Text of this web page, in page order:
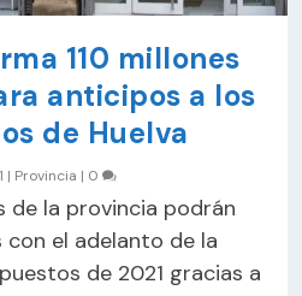
110 millones
anticipos a los
de Huelva
| Provincia | 0
de la provincia podrán
el adelanto de la
de 2021 gracias a